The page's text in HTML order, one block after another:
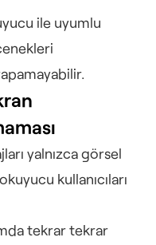
ile uyumlu
yalnızca görsel
kullanıcıları
tekrar tekrar